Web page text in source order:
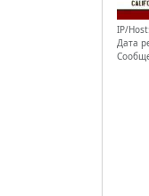
IP/
Дата